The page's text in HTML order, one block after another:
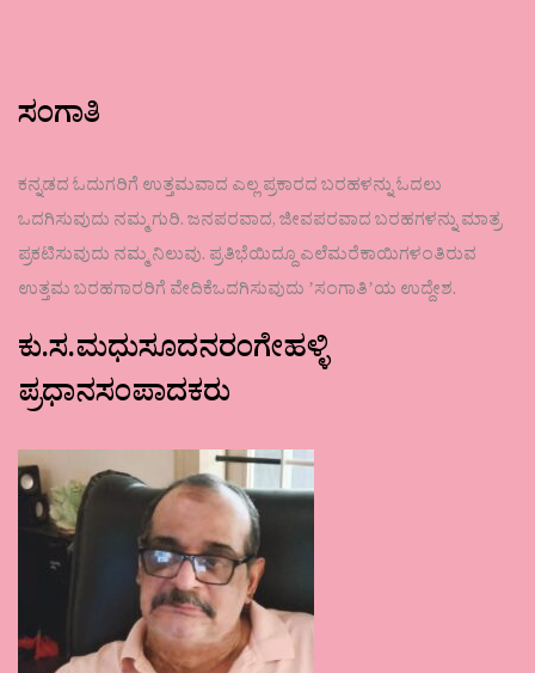
ಸಂಗಾತಿ
ಕನ್ನಡದ ಓದುಗರಿಗೆ ಉತ್ತಮವಾದ ಎಲ್ಲ ಪ್ರಕಾರದ ಬರಹಳನ್ನು ಓದಲು
ಒದಗಿಸುವುದು ನಮ್ಮ ಗುರಿ. ಜನಪರವಾದ, ಜೀವಪರವಾದ ಬರಹಗಳನ್ನು ಮಾತ್ರ
ಪ್ರಕಟಿಸುವುದು ನಮ್ಮ ನಿಲುವು. ಪ್ರತಿಭೆಯಿದ್ದೂ ಎಲೆಮರೆಕಾಯಿಗಳಂತಿರುವ
ಉತ್ತಮ ಬರಹಗಾರರಿಗೆ ವೇದಿಕೆಒದಗಿಸುವುದು ʼಸಂಗಾತಿʼಯ ಉದ್ದೇಶ.
ಕು.ಸ.ಮಧುಸೂದನರಂಗೇಹಳ್ಳಿ
ಪ್ರಧಾನಸಂಪಾದಕರು